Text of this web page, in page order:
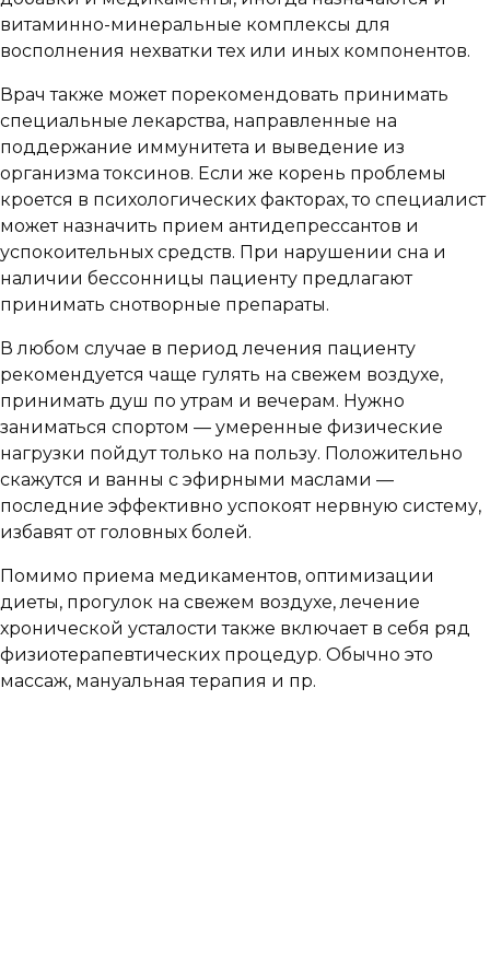
витаминно-минеральные комплексы для
восполнения нехватки тех или иных компонентов.
Врач также может порекомендовать принимать
специальные лекарства, направленные на
поддержание иммунитета и выведение из
организма токсинов. Если же корень проблемы
кроется в психологических факторах, то специалист
может назначить прием антидепрессантов и
успокоительных средств. При нарушении сна и
наличии бессонницы пациенту предлагают
принимать снотворные препараты.
В любом случае в период лечения пациенту
рекомендуется чаще гулять на свежем воздухе,
принимать душ по утрам и вечерам. Нужно
заниматься спортом — умеренные физические
нагрузки пойдут только на пользу. Положительно
скажутся и ванны с эфирными маслами —
последние эффективно успокоят нервную систему,
избавят от головных болей.
Помимо приема медикаментов, оптимизации
диеты, прогулок на свежем воздухе, лечение
хронической усталости также включает в себя ряд
физиотерапевтических процедур. Обычно это
массаж, мануальная терапия и пр.